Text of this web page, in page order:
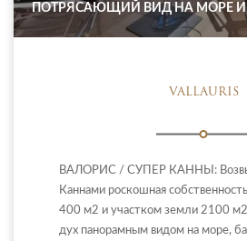
ПОТРЯСАЮЩИЙ ВИД НА МОРЕ
VALLAURIS
ВАЛОРИС / СУПЕР КАННЫ:
Каннами роскошная
400 м2 и участком земли 2100
дух панорамным видом на море,